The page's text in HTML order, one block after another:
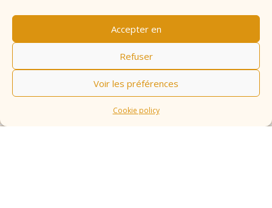
Accepter en
Refuser
Voir les préférences
Cookie policy